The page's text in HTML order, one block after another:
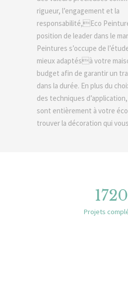
rigueur, l’engagement et la
responsabilité,Eco
position de leader dans le
Peintures s’occupe de
mieux adaptésà votre
budget afin de garantir un
dans la durée. En plus du
des techniques
sont entièrement à votre
trouver la décoration qui
1786
Projets